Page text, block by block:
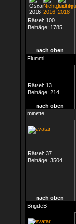
Rätsel: 100
Beiträge: 1785
nach oben
Flummi
Rätsel: 13
Beiträge: 214
nach oben
minette
Rätsel: 37
Beiträge: 3504
nach oben
BrigitteB